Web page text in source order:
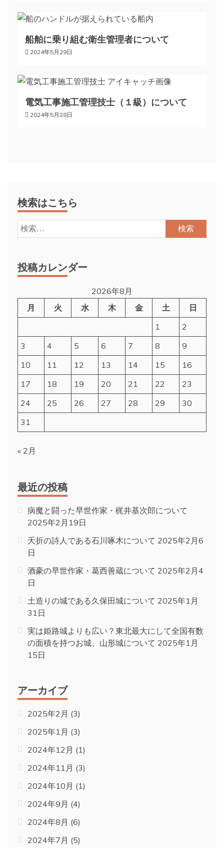
ョ
ン
船舶に乗り組む衛生管理者について
2024年5月29日
電気工事施工管理技士（１級）について
2024年5月28日
検索はこちら
検
索:
投稿カレンダー
2026年8月
月
火 水 木 金 土
日
1
2
3
4 5 6 7 8
9
10
11 12 13 14 15
16
17
18 19 20 21 22
23
24
25 26 27 28 29
30
31
« 2月
最近の投稿
病魔と闘った早世作家・梶井基次郎について
2025年2月19日
夭折の詩人である石川啄木について 2025年2月6
日
酒豪の早世作家・葛西善蔵について 2025年2月4
日
土造りの城である久保田城について 2025年1月
31日
実は姫路城よりも広い？東北最大にして全国有数
の面積を持つお城、山形城について 2025年1月
15日
アーカイブ
2025年2月 (3)
2025年1月 (3)
2024年12月 (1)
2024年11月 (3)
2024年10月 (1)
2024年9月 (4)
2024年8月 (6)
2024年7月 (5)